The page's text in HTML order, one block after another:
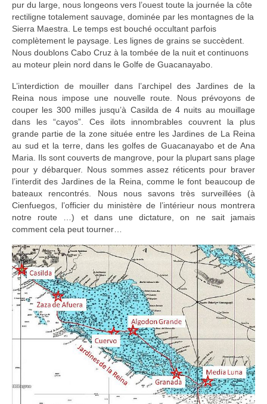
pur du large, nous longeons vers l’ouest toute la journée la côte
rectiligne totalement sauvage, dominée par les montagnes de la
Sierra Maestra. Le temps est bouché occultant parfois
complètement le paysage. Les lignes de grains se succèdent.
Nous doublons Cabo Cruz à la tombée de la nuit et continuons
au moteur plein nord dans le Golfe de Guacanayabo.
L’interdiction de mouiller dans l’archipel des Jardines de la
Reina nous impose une nouvelle route. Nous prévoyons de
couper les 300 milles jusqu’à Casilda de 4 nuits au mouillage
dans les “cayos”. Ces ilots innombrables couvrent la plus
grande partie de la zone située entre les Jardines de La Reina
au sud et la terre, dans les golfes de Guacanayabo et de Ana
Maria. Ils sont couverts de mangrove, pour la plupart sans plage
pour y débarquer. Nous sommes assez réticents pour braver
l’interdit des Jardines de la Reina, comme le font beaucoup de
bateaux rencontrés. Nous nous savons très surveillées (à
Cienfuegos, l’officier du ministère de l’intérieur nous montrera
notre route …) et dans une dictature, on ne sait jamais
comment cela peut tourner…